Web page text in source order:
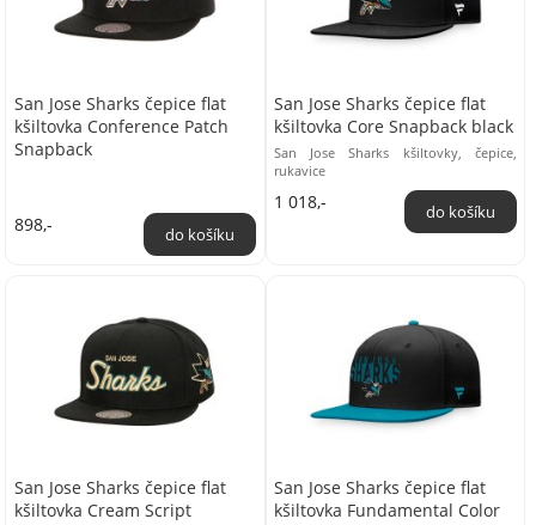
San Jose Sharks čepice flat
kšiltovka Conference Patch
Snapback
898,-
San Jose Sharks čepice flat
kšiltovka Core Snapback black
San Jose Sharks kšiltovky, čepice,
rukavice
1 018,-
San Jose Sharks čepice flat
kšiltovka Cream Script
San Jose Sharks čepice flat
kšiltovka Fundamental Color